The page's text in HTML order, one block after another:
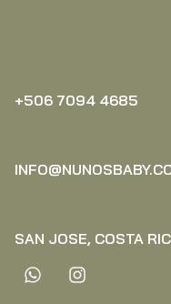
+506 7094 4685‬
SAN JOSE, COSTA